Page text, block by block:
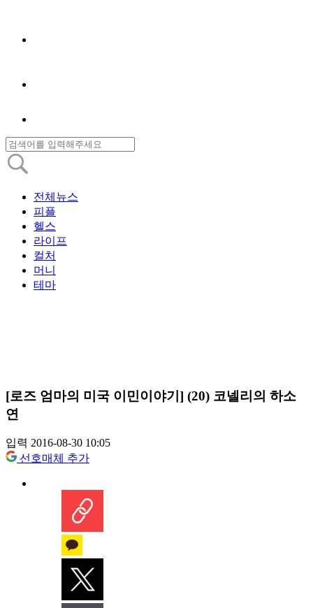
전체뉴스
피플
헬스
라이프
컬처
머니
테마
[로즈 엄마의 미국 이민이야기] (20) 코넬리의 하소
연
입력 2016-08-30 10:05
선호매체 추가